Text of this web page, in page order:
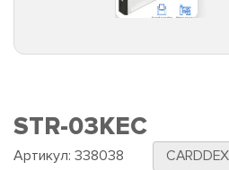
STR-03KEC
Артикул: 338038 CARDDEX